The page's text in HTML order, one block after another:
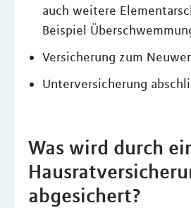
auch weitere
Beispiel
Versicherung zum
Unterversicherung
Was wird durch
abgesichert?